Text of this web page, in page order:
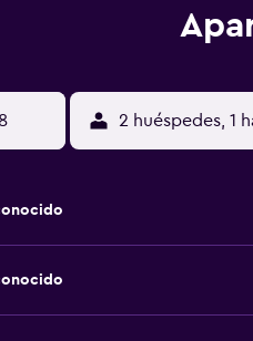
2 huéspedes, 1